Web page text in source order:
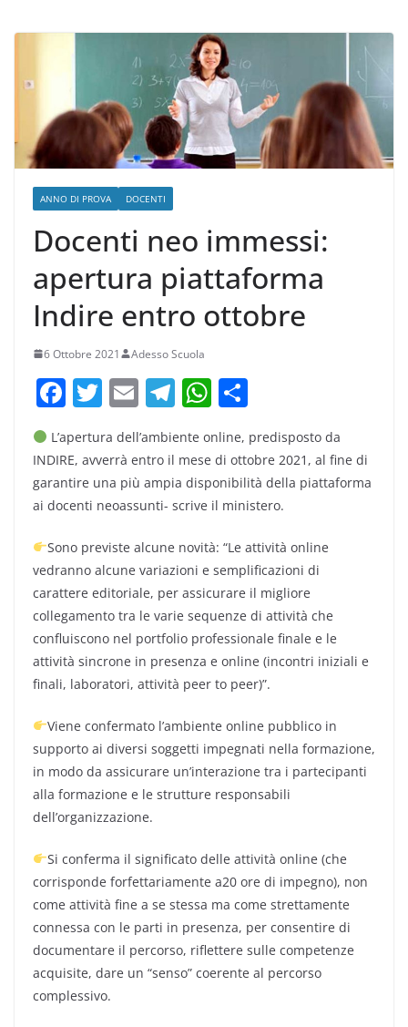
ANNO DI PROVA DOCENTI
Docenti neo immessi:
apertura piattaforma
Indire entro ottobre
6 Ottobre 2021 Adesso Scuola
F
c
e
b
o
o
k
T
w
itt
er
E
m
ai
l
T
e
gr
a
m
W
h
at
s
A
p
p
n
di
vi
di
L’apertura dell’ambiente online, predisposto da
INDIRE, avverrà entro il mese di ottobre 2021, al fine di
garantire una più ampia disponibilità della piattaforma
ai docenti neoassunti- scrive il ministero.
Sono previste alcune novità: “Le attività online
vedranno alcune variazioni e semplificazioni di
carattere editoriale, per assicurare il migliore
collegamento tra le varie sequenze di attività che
confluiscono nel portfolio professionale finale e le
attività sincrone in presenza e online (incontri iniziali e
finali, laboratori, attività peer to peer)”.
Viene confermato l’ambiente online pubblico in
supporto ai diversi soggetti impegnati nella formazione,
in modo da assicurare un’interazione tra i partecipanti
alla formazione e le strutture responsabili
dell’organizzazione.
Si conferma il significato delle attività online (che
corrisponde forfettariamente a20 ore di impegno), non
come attività fine a se stessa ma come strettamente
connessa con le parti in presenza, per consentire di
documentare il percorso, riflettere sulle competenze
acquisite, dare un “senso” coerente al percorso
complessivo.